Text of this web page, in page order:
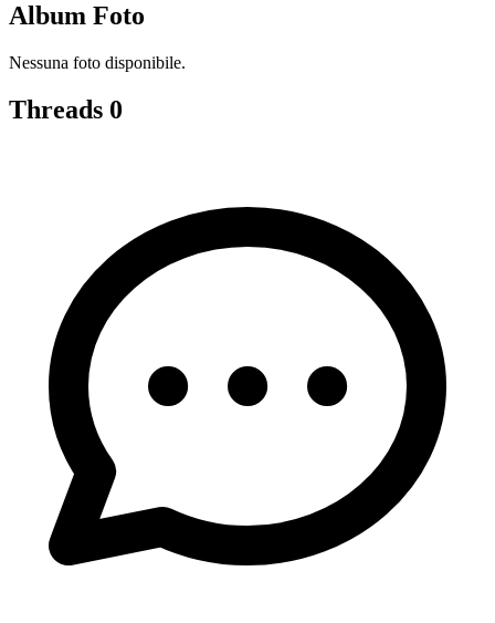
Album Foto
Nessuna foto disponibile.
Threads 0